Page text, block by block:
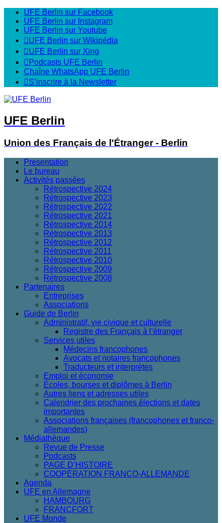
UFE Berlin sur Facebook
UFE Berlin sur Instagram
UFE Berlin sur Youtube
UFE Berlin sur Wikipédia
UFE Berlin sur Xing
Podcasts UFE Berlin
Chaîne WhatsApp UFE Berlin
S’inscrire à la Newsletter
UFE Berlin
Union des Français de l'Étranger - Berlin
Presentation
Le bureau
Activités passées
Rétrospective 2024
Rétrospective 2023
Rétrospective 2022
Rétrospective 2021
Rétrospective 2014
Rétrospective 2013
Rétrospective 2012
Rétrospective 2011
Rétrospective 2010
Rétrospective 2009
Rétrospective 2008
Partenaires
Entreprises
Associations
Guide de Berlin
Administratif, vie civique et culturelle
Registre des Français à l’étranger
Services utiles
Médecins francophones
Avocats et notaires francophones
Traducteurs et interprètes
Emploi et économie
Écoles, bourses et diplômes à Berlin
Autres liens et adresses utiles
Calendrier des prochaines élections et dates
importantes
Associations françaises (francophones et franco-
allemandes)
Médiathèque
Revue de Presse
Podcasts
PAGE D’HISTOIRE
COOPÉRATION FRANCO-ALLEMANDE
Agenda
UFE en Allemagne
HAMBOURG
FRANCFORT
UFE Monde